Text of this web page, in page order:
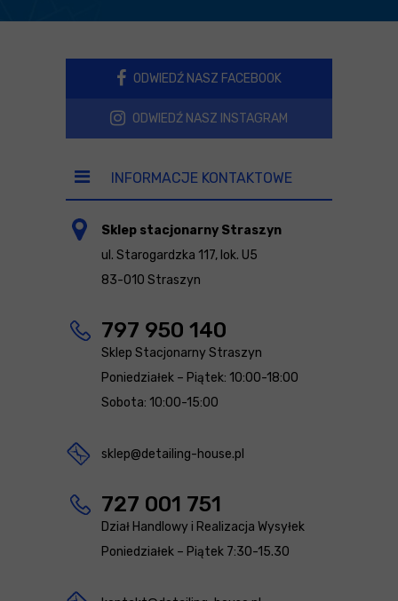
ODWIEDŹ NASZ FACEBOOK
ODWIEDŹ NASZ INSTAGRAM
INFORMACJE KONTAKTOWE
Sklep stacjonarny Straszyn
ul. Starogardzka 117, lok. U5
83-010 Straszyn
797 950 140
Sklep Stacjonarny Straszyn
Poniedziałek – Piątek: 10:00-18:00
Sobota: 10:00-15:00
sklep@detailing-house.pl
727 001 751
Dział Handlowy i Realizacja Wysyłek
Poniedziałek – Piątek 7:30-15.30